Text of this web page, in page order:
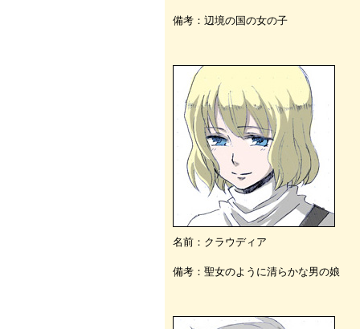
備考：辺境の国の女の子
名前：クラウディア
備考：聖女のように清らかな男の娘